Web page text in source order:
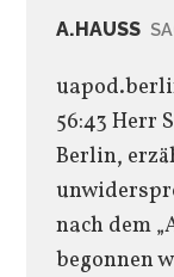
A.HAUSS
56:43 Herr
Berlin,
nach dem
begonnen